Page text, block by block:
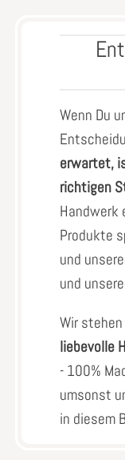
Wenn Du
erwartet,
richtigen
Handwerk
Produkte
und
und
Wir
liebevolle
- 100%
umsonst
in diesem